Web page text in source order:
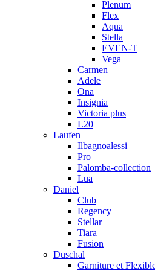
Plenum
Flex
Aqua
Stella
EVEN-T
Vega
Carmen
Adele
Ona
Insignia
Victoria plus
L20
Laufen
Ilbagnoalessi
Pro
Palomba-collection
Lua
Daniel
Club
Regency
Stellar
Tiara
Fusion
Duschal
Garniture et